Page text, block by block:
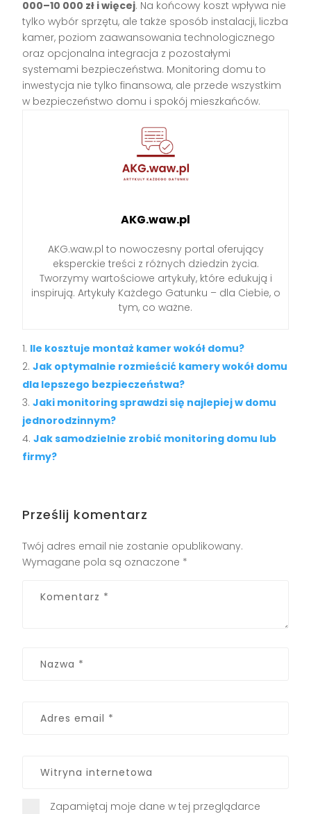
000–10 000 zł i więcej. Na końcowy koszt wpływa nie
tylko wybór sprzętu, ale także sposób instalacji, liczba
kamer, poziom zaawansowania technologicznego
oraz opcjonalna integracja z pozostałymi
systemami bezpieczeństwa. Monitoring domu to
inwestycja nie tylko finansowa, ale przede wszystkim
w bezpieczeństwo domu i spokój mieszkańców.
AKG.waw.pl
AKG.waw.pl to nowoczesny portal oferujący
eksperckie treści z różnych dziedzin życia.
Tworzymy wartościowe artykuły, które edukują i
inspirują. Artykuły Każdego Gatunku – dla Ciebie, o
tym, co ważne.
Ile kosztuje montaż kamer wokół domu?
Jak optymalnie rozmieścić kamery wokół domu
dla lepszego bezpieczeństwa?
Jaki monitoring sprawdzi się najlepiej w domu
jednorodzinnym?
Jak samodzielnie zrobić monitoring domu lub
firmy?
Prześlij komentarz
Twój adres email nie zostanie opublikowany.
Wymagane pola są oznaczone *
Zapamiętaj moje dane w tej przeglądarce